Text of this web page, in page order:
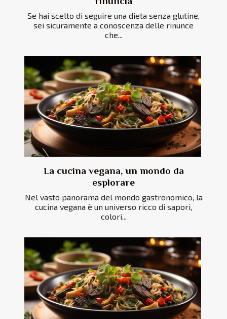
Se hai scelto di seguire una dieta senza glutine,
sei sicuramente a conoscenza delle rinunce
che...
La cucina vegana, un mondo da
esplorare
Nel vasto panorama del mondo gastronomico, la
cucina vegana è un universo ricco di sapori,
colori...